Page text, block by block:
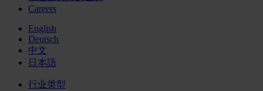
Careers
English
Deutsch
中文
日本語
行业类型